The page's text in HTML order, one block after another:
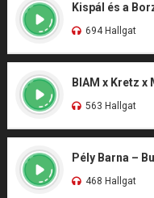
Kispál és a
694 Hallgat
BIAM x Kretz x
563 Hallgat
Pély Barna –
468 Hallgat